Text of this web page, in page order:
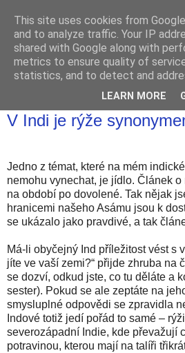
V Indi je rýže
Jedno z témat, které na mém
nemohu vynechat, je jídlo. Článek o
na období po dovolené. Tak nějak
hranicemi našeho Asámu jsou k
se ukázalo jako pravdivé, a tak
Má-li obyčejný Ind příležitost vést s
jíte ve vaší zemi?“ přijde zhruba na
se dozví, odkud jste, co tu děláte a
sester). Pokud se ale zeptáte na
smysluplné odpovědi se zpravidla
Indové totiž jedí pořád to samé –
severozápadní Indie, kde převažují
potravinou, kterou mají na talíři
This site uses cookies from
and to analyze traffic. Your IP
shared with Google along with
metrics to ensure quality of
statistics, and to detect and
LEARN MORE